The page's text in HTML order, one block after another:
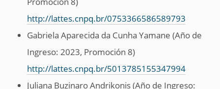
http://lattes.cnpq.br/0753366586589793
Gabriela Aparecida da Cunha Yamane (Año de
Ingreso: 2023, Promoción 8)
http://lattes.cnpq.br/5013785155347994
Juliana Buzinaro Andrikonis (Año de Ingreso: